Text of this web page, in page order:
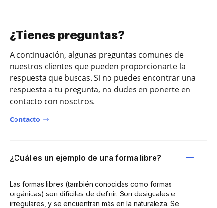
¿Tienes preguntas?
A continuación, algunas preguntas comunes de
nuestros clientes que pueden proporcionarte la
respuesta que buscas. Si no puedes encontrar una
respuesta a tu pregunta, no dudes en ponerte en
contacto con nosotros.
Contacto
¿Cuál es un ejemplo de una forma libre?
Las formas libres (también conocidas como formas
orgánicas) son difíciles de definir. Son desiguales e
irregulares, y se encuentran más en la naturaleza. Se